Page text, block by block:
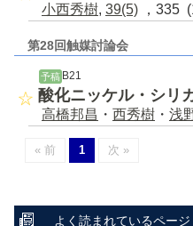
小西秀樹, 39(5) ，335
第28回触媒討論会
予稿 B21
酸化ニッケル・シリ
高橋邦昌 ・ 西秀樹 ・ 浅
« 前 1 次 »
よく読まれているページ